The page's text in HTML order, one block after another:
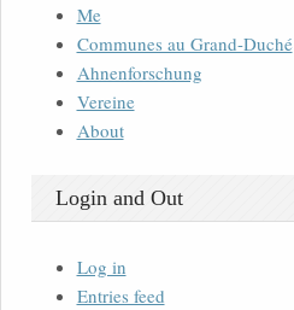
Me
Communes au Grand-Duché
Ahnenforschung
Vereine
About
Login and Out
Log in
Entries feed